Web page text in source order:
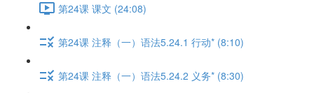
第24课 课文 (24:08)
第24课 注释（一）语法5.24.1 行动* (8:10)
第24课 注释（一）语法5.24.2 义务* (8:30)